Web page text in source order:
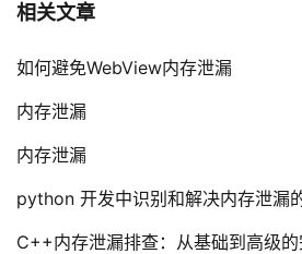
相关文章
如何避免WebView内存泄漏
内存泄漏
内存泄漏
python 开发中识别和解决内存泄漏
C++内存泄漏排查：从基础到高级